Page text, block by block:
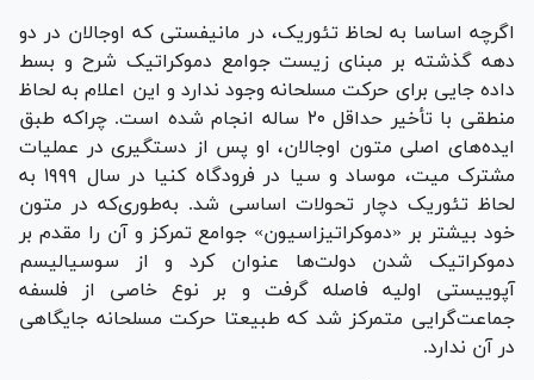
اگرچه اساسا به لحاظ تئوریک، در مانیفستی که اوجالان در دو
دهه گذشته بر مبنای زیست جوامع دموکراتیک شرح و بسط
داده جایی برای حرکت مسلحانه وجود ندارد و این اعلام به لحاظ
منطقی با تأخیر حداقل ۲۰ ساله انجام شده است. چراکه طبق
ایده‌های اصلی متون اوجالان، او پس از دستگیری در عملیات
مشترک میت، موساد و سیا در فرودگاه کنیا در سال ۱۹۹۹ به
لحاظ تئوریک دچار تحولات اساسی شد. به‌طوری‌که در متون
خود بیشتر بر «دموکراتیزاسیون» جوامع تمرکز و آن را مقدم بر
دموکراتیک شدن دولت‌ها عنوان کرد و از سوسیالیسم
آپوییستی اولیه فاصله گرفت و بر نوع خاصی از فلسفه
جماعت‌گرایی متمرکز شد که طبیعتا حرکت مسلحانه جایگاهی
در آن ندارد.